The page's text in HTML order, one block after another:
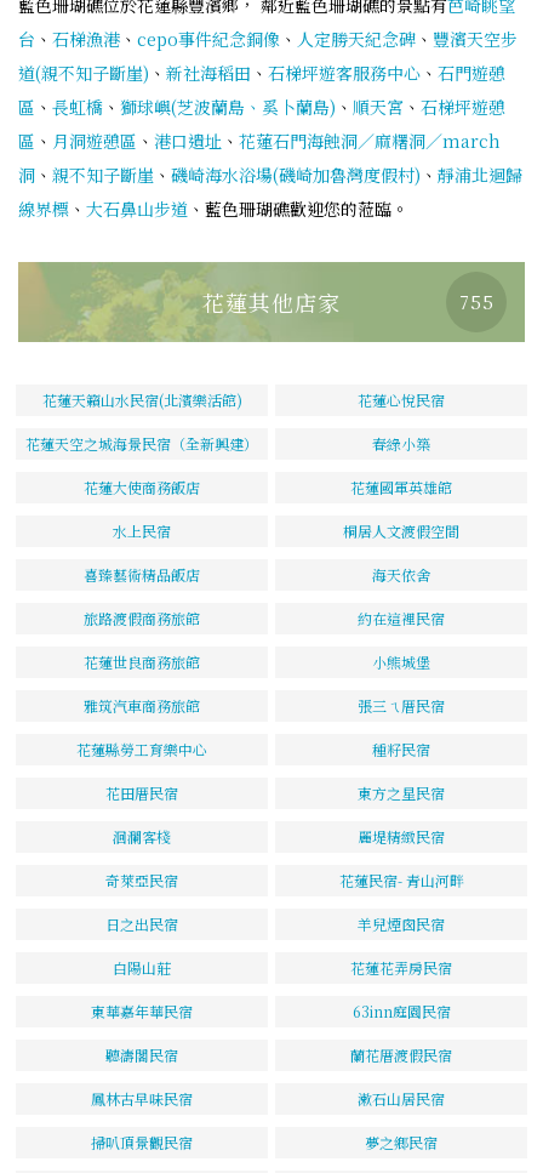
台 、 石梯漁港 、 cepo事件紀念銅像 、 人定勝天紀念碑 、 豐濱天空步
道(親不知子斷崖) 、 新社海稻田 、 石梯坪遊客服務中心 、 石門遊憩
區 、 長虹橋 、 獅球嶼(芝波蘭島、奚卜蘭島) 、 順天宮 、 石梯坪遊憩
區 、 月洞遊憩區 、 港口遺址 、 花蓮石門海蝕洞／麻糬洞／march
洞 、 親不知子斷崖 、 磯崎海水浴場(磯崎加魯灣度假村) 、 靜浦北迴歸
線界標 、 大石鼻山步道 、藍色珊瑚礁歡迎您的蒞臨。
花蓮其他店家 755
花蓮天籟山水民宿(北濱樂活館) 花蓮心悅民宿
花蓮天空之城海景民宿（全新興建） 春綠小築
花蓮大使商務飯店 花蓮國軍英雄館
水上民宿 桐居人文渡假空間
喜臻藝術精品飯店 海天依舍
旅路渡假商務旅館 約在這裡民宿
花蓮世良商務旅館 小熊城堡
雅筑汽車商務旅館 張三ㄟ厝民宿
花蓮縣勞工育樂中心 種籽民宿
花田厝民宿 東方之星民宿
洄瀾客棧 麗堤精緻民宿
奇萊亞民宿 花蓮民宿- 青山河畔
日之出民宿 羊兒煙囪民宿
白陽山莊 花蓮花弄房民宿
東華嘉年華民宿 63inn庭園民宿
聽濤閣民宿 蘭花厝渡假民宿
鳳林古早味民宿 漱石山居民宿
掃叭頂景觀民宿 夢之鄉民宿